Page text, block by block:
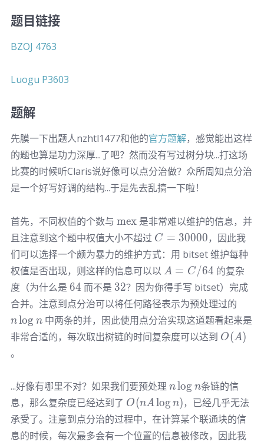
题目链接
BZOJ 4763
Luogu P3603
题解
先膜一下出题人nzhtl1477和他的官方题解，感觉能出这样
的题也算是功力深厚...了吧？然而没有写过树分块...打这场
比赛的时候听Claris说好像可以点分治做？众所周知点分治
是一个好写好调的结构...于是先去乱搞一下啦！
首先，不同权值的个数与 \textrm
{mex}
mex 是非常难以维护的信息，并
且注意到这个题中权值大小不超过 C =
30000
C = 30000，因此我
们可以选择一个颇为暴力的维护方式：用 bitset 维护每种
权值是否出现，则这样的信息可以以 A =
C/64
A = C/64 的复杂
度（为什么是 64
64 而不是 32
32？因为你得手写 bitset）完成
合并。注意到点分治可以将任何路径表示为预处理过的
n
nlog n中两条的并，因此使用点分治实现这道题看起来是
非常合适的，每次取出树链的时间复杂度可以达到 O(A)
O(A)
。
...好像有哪里不对？如果我们要预处理 n\log
n
nlog n条链的信
息，那么复杂度已经达到了 O(nA\log
n)
O(nAlog n)，已经几乎无法
承受了。注意到点分治的过程中，在计算某个联通块的信
息的时候，每次最多会有一个位置的信息被修改，因此我